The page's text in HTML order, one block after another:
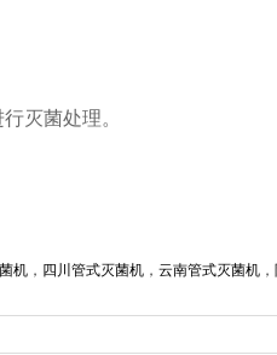
灭菌处理。
机 ， 四川管式灭菌机 ， 云南管式灭菌机 ，